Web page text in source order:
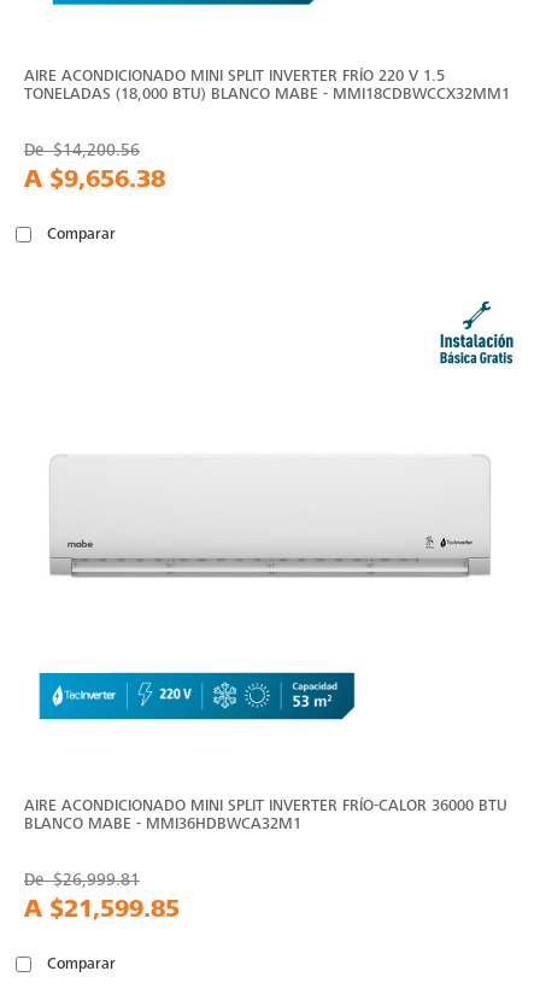
AIRE ACONDICIONADO MINI SPLIT INVERTER FRÍO 220 V 1.5
TONELADAS (18,000 BTU) BLANCO MABE - MMI18CDBWCCX32MM1
De$14,200.56
A $9,656.38
Comparar
AIRE ACONDICIONADO MINI SPLIT INVERTER FRÍO-CALOR 36000 BTU
BLANCO MABE - MMI36HDBWCA32M1
De$26,999.81
A $21,599.85
Comparar